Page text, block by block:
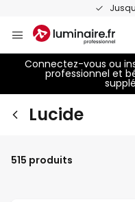
contenu
Connectez-vous ou
professionnel et
Lucide
515 produits